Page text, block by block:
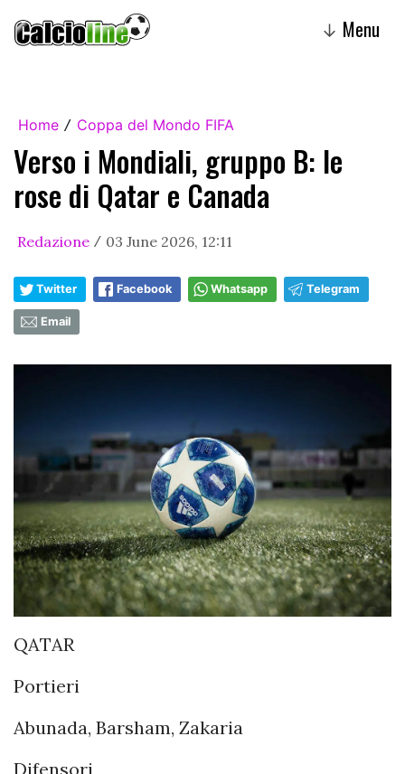
↓ Menu
Home / Coppa del Mondo FIFA
Verso i Mondiali, gruppo B: le
rose di Qatar e Canada
Redazione / 03 June 2026, 12:11
Twitter Facebook Whatsapp Telegram
Email
QATAR
Portieri
Abunada, Barsham, Zakaria
Difensori